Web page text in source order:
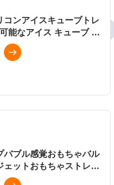
コンアイスキューブトレ
能なアイス キューブ メ
卸売工場
問い合わせ
バブル感覚おもちゃバル
ェットおもちゃストレス
フ工場直接